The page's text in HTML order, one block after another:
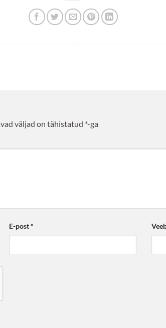
väljad on tähistatud *-ga
E-post*